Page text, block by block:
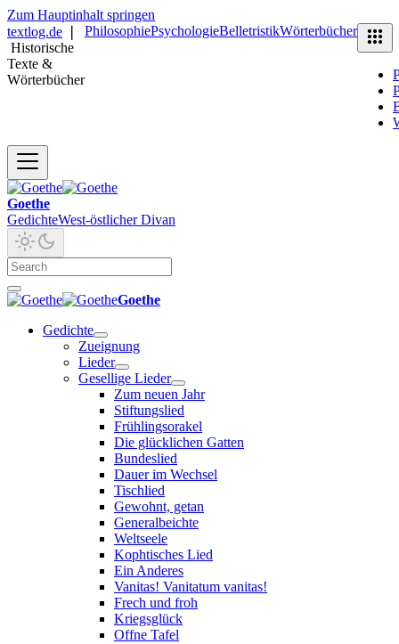
Zum Hauptinhalt springen
textlog.de
Historische
Texte &
Wörterbücher
PhilosophiePsychologieBelletristikWörterbücher
Goethe
GedichteWest-östlicher Divan
Goethe
Gedichte
Zueignung
Lieder
Gesellige Lieder
Zum neuen Jahr
Stiftungslied
Frühlingsorakel
Die glücklichen Gatten
Bundeslied
Dauer im Wechsel
Tischlied
Gewohnt, getan
Generalbeichte
Weltseele
Kophtisches Lied
Ein Anderes
Vanitas! Vanitatum vanitas!
Frech und froh
Kriegsglück
Offne Tafel